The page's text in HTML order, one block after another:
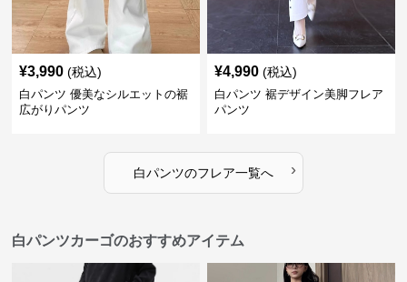
¥3,990 (税込)
白パンツ 優美なシルエットの裾
広がりパンツ
¥4,990 (税込)
白パンツ 裾デザイン美脚フレア
パンツ
白パンツのフレア一覧へ ›
白パンツカーゴのおすすめアイテム